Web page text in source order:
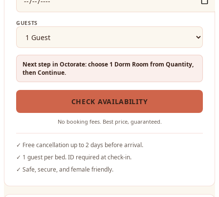
GUESTS
Next step in Octorate: choose 1 Dorm Room from Quantity,
then Continue.
CHECK AVAILABILITY
No booking fees. Best price, guaranteed.
✓ Free cancellation up to 2 days before arrival.
✓ 1 guest per bed. ID required at check-in.
✓ Safe, secure, and female friendly.